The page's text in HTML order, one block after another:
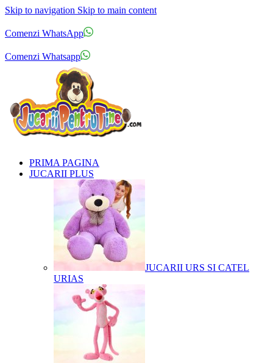
Skip to navigation Skip to main content
Comenzi WhatsApp
Comenzi Whatsapp
PRIMA PAGINA
JUCARII PLUS
JUCARII URS SI CATEL
URIAS